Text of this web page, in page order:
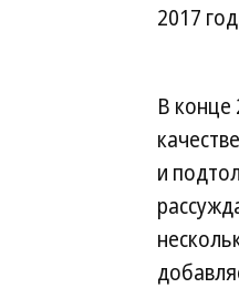
2017
В конце
и